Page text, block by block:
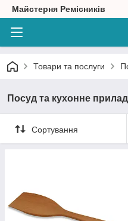
Майстерня Ремісників
Товари та послуги
Посуд та кухонне
Сортування